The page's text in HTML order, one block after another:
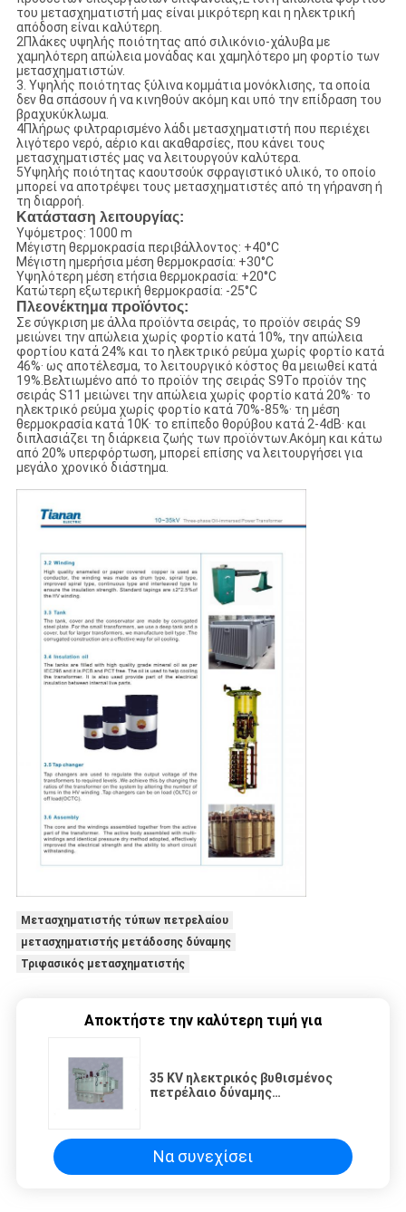
του μετασχηματιστή μας είναι μικρότερη και η ηλεκτρική
απόδοση είναι καλύτερη.
2Πλάκες υψηλής ποιότητας από σιλικόνιο-χάλυβα με
χαμηλότερη απώλεια μονάδας και χαμηλότερο μη φορτίο των
μετασχηματιστών.
3. Υψηλής ποιότητας ξύλινα κομμάτια μονόκλισης, τα οποία
δεν θα σπάσουν ή να κινηθούν ακόμη και υπό την επίδραση του
βραχυκύκλωμα.
4Πλήρως φιλτραρισμένο λάδι μετασχηματιστή που περιέχει
λιγότερο νερό, αέριο και ακαθαρσίες, που κάνει τους
μετασχηματιστές μας να λειτουργούν καλύτερα.
5Υψηλής ποιότητας καουτσούκ σφραγιστικό υλικό, το οποίο
μπορεί να αποτρέψει τους μετασχηματιστές από τη γήρανση ή
τη διαρροή.
Κατάσταση λειτουργίας:
Υψόμετρος: 1000 m
Μέγιστη θερμοκρασία περιβάλλοντος: +40°C
Μέγιστη ημερήσια μέση θερμοκρασία: +30°C
Υψηλότερη μέση ετήσια θερμοκρασία: +20°C
Κατώτερη εξωτερική θερμοκρασία: -25°C
Πλεονέκτημα προϊόντος:
Σε σύγκριση με άλλα προϊόντα σειράς, το προϊόν σειράς S9
μειώνει την απώλεια χωρίς φορτίο κατά 10%, την απώλεια
φορτίου κατά 24% και το ηλεκτρικό ρεύμα χωρίς φορτίο κατά
46%· ως αποτέλεσμα, το λειτουργικό κόστος θα μειωθεί κατά
19%.Βελτιωμένο από το προϊόν της σειράς S9Το προϊόν της
σειράς S11 μειώνει την απώλεια χωρίς φορτίο κατά 20%· το
ηλεκτρικό ρεύμα χωρίς φορτίο κατά 70%-85%· τη μέση
θερμοκρασία κατά 10K· το επίπεδο θορύβου κατά 2-4dB· και
διπλασιάζει τη διάρκεια ζωής των προϊόντων.Ακόμη και κάτω
από 20% υπερφόρτωση, μπορεί επίσης να λειτουργήσει για
μεγάλο χρονικό διάστημα.
Μετασχηματιστής τύπων πετρελαίου
μετασχηματιστής μετάδοσης δύναμης
Τριφασικός μετασχηματιστής
Αποκτήστε την καλύτερη τιμή για
35 KV ηλεκτρικός βυθισμένος
πετρέλαιο δύναμης
Να συνεχίσει